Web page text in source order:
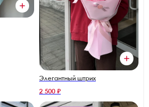
Элегантный штрих
2 500 ₽